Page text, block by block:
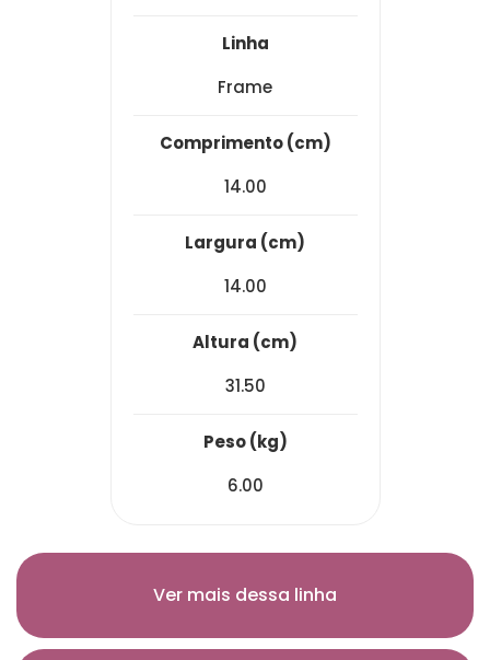
linha
frame
comprimento (cm)
14.00
largura (cm)
14.00
altura (cm)
31.50
peso (kg)
6.00
Ver mais dessa linha